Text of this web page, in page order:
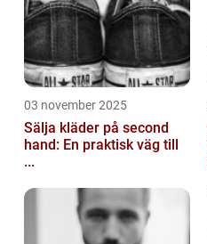
03 november 2025
Sälja kläder på second
hand: En praktisk väg till
...